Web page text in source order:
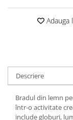
Adauga
Descriere
Bradul din lemn
într-o activitate
include globuri,